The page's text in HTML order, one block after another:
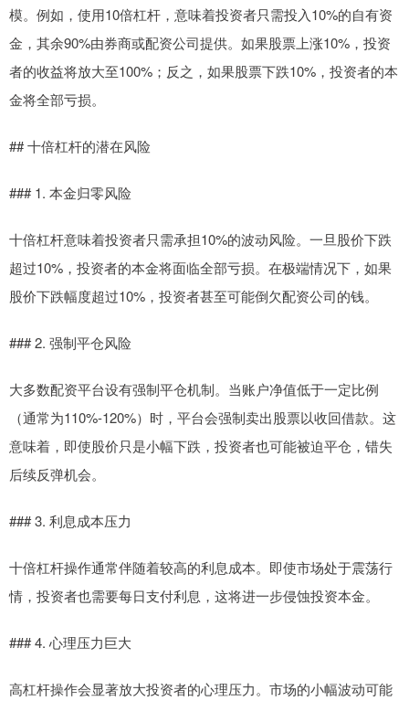
模。例如，使用10倍杠杆，意味着投资者只需投入10%的自有资
金，其余90%由券商或配资公司提供。如果股票上涨10%，投资
者的收益将放大至100%；反之，如果股票下跌10%，投资者的本
金将全部亏损。
## 十倍杠杆的潜在风险
### 1. 本金归零风险
十倍杠杆意味着投资者只需承担10%的波动风险。一旦股价下跌
超过10%，投资者的本金将面临全部亏损。在极端情况下，如果
股价下跌幅度超过10%，投资者甚至可能倒欠配资公司的钱。
### 2. 强制平仓风险
大多数配资平台设有强制平仓机制。当账户净值低于一定比例
（通常为110%-120%）时，平台会强制卖出股票以收回借款。这
意味着，即使股价只是小幅下跌，投资者也可能被迫平仓，错失
后续反弹机会。
### 3. 利息成本压力
十倍杠杆操作通常伴随着较高的利息成本。即使市场处于震荡行
情，投资者也需要每日支付利息，这将进一步侵蚀投资本金。
### 4. 心理压力巨大
高杠杆操作会显著放大投资者的心理压力。市场的小幅波动可能